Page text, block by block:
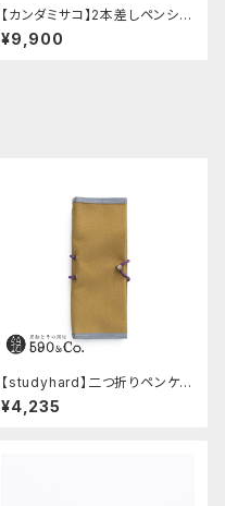
【カンダミサコ】2本差しペンシー
ス・ミネルバボックス (ローズア
ンティコ)
¥9,900
【studyhard】二つ折りペンケー
ス ミニマムコンパクトサイズ
(カーキ)
¥4,235